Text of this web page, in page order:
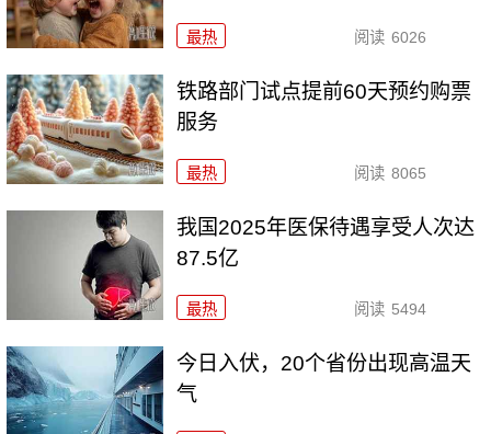
最热 阅读 6026
铁路部门试点提前60天预约购票
服务
最热 阅读 8065
我国2025年医保待遇享受人次达
87.5亿
最热 阅读 5494
今日入伏，20个省份出现高温天
气